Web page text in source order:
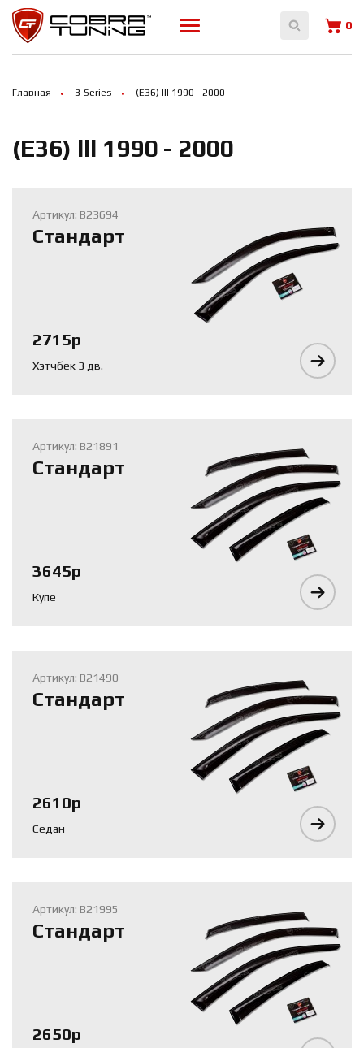
Array ( [0] => 11994 [1] => 12000 [2] => 12007 [3] => 12023 )
0
Главная 3-Series (E36) lll 1990 - 2000
(E36) lll 1990 - 2000
Артикул: B23694
Стандарт
2715р
Хэтчбек 3 дв.
Артикул: B21891
Стандарт
3645р
Купе
Артикул: B21490
Стандарт
2610р
Седан
Артикул: B21995
Стандарт
2650р